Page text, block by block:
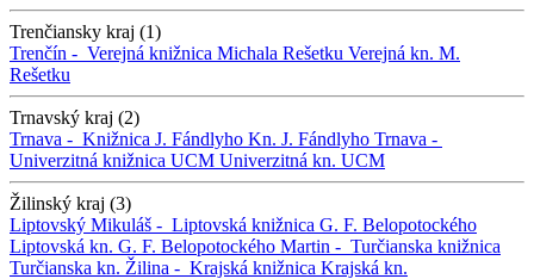
Trenčiansky kraj (1)
Trenčín - Verejná knižnica Michala Rešetku Verejná kn. M.
Rešetku
Trnavský kraj (2)
Trnava - Knižnica J. Fándlyho Kn. J. Fándlyho Trnava -
Univerzitná knižnica UCM Univerzitná kn. UCM
Žilinský kraj (3)
Liptovský Mikuláš - Liptovská knižnica G. F. Belopotockého
Liptovská kn. G. F. Belopotockého Martin - Turčianska knižnica
Turčianska kn. Žilina - Krajská knižnica Krajská kn.